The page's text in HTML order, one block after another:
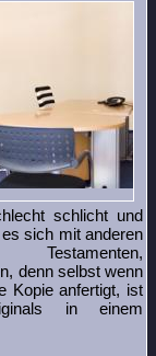
schlicht und
sich mit anderen
denn selbst wenn
Kopie anfertigt, ist
in einem